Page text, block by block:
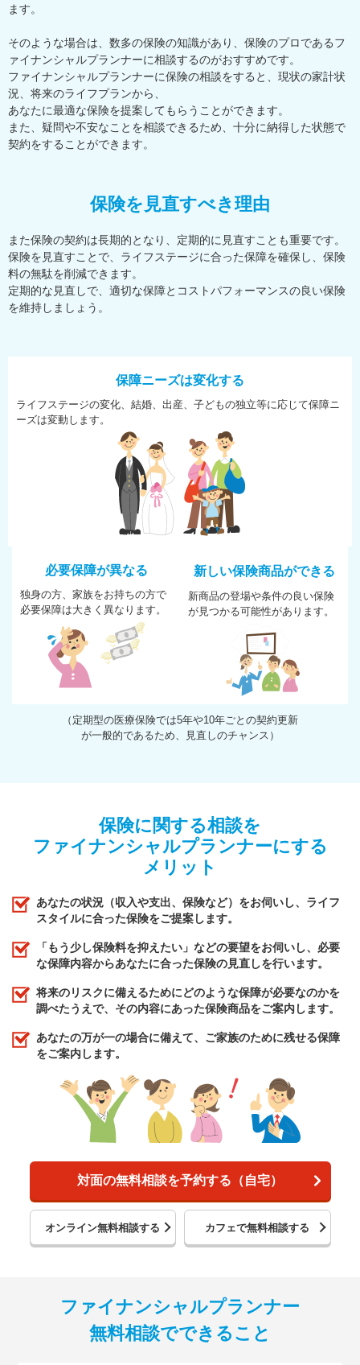
ます。
そのような場合は、数多の保険の知識があり、保険のプロであるフ
ァイナンシャルプランナーに相談するのがおすすめです。
ファイナンシャルプランナーに保険の相談をすると、現状の家計状
況、将来のライフプランから、
あなたに最適な保険を提案してもらうことができます。
また、疑問や不安なことを相談できるため、十分に納得した状態で
契約をすることができます。
保険を見直すべき理由
また保険の契約は長期的となり、定期的に見直すことも重要です。
保険を見直すことで、ライフステージに合った保障を確保し、保険
料の無駄を削減できます。
定期的な見直しで、適切な保障とコストパフォーマンスの良い保険
を維持しましょう。
保障ニーズは変化する
ライフステージの変化、結婚、 出産、子どもの独立等に応じて保障ニ
ーズは変動します。
必要保障が異なる
独身の方、家族をお持ちの方で
必要保障は大きく異なります。
新しい保険商品ができる
新商品の登場や条件の良い保険
が見つかる可能性があります。
（定期型の医療保険では5年や10年ごとの契約更新
が一般的であるため、見直しのチャンス）
保険に関する相談を
ファイナンシャルプランナーにする
メリット
あなたの状況（収入や支出、保険など）をお伺いし、ライフ
スタイルに合った保険をご提案します。
「もう少し保険料を抑えたい」などの要望をお伺いし、必要
な保障内容からあなたに合った保険の見直しを行います。
将来のリスクに備えるためにどのような保障が必要なのかを
調べたうえで、その内容にあった保険商品をご案内します。
あなたの万が一の場合に備えて、ご家族のために残せる保障
をご案内します。
対面の無料相談を予約する（自宅）
オンライン無料相談する カフェで無料相談する
ファイナンシャルプランナー
無料相談でできること